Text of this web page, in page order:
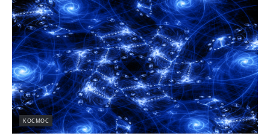
КОСМОС